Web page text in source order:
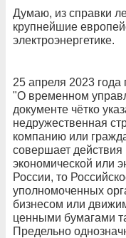
Думаю, из справки
крупнейшие
электроэнергетике.
25 апреля 2023
"О временном
документе чётко
недружественная
компанию или
совершает
экономической или
России, то
уполномоченных
бизнесом или
ценными бумагами
Предельно